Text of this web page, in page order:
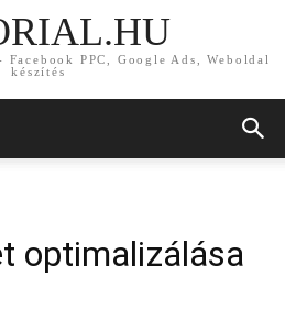
PPC, Google Ads, Weboldal
készítés
optimalizálása